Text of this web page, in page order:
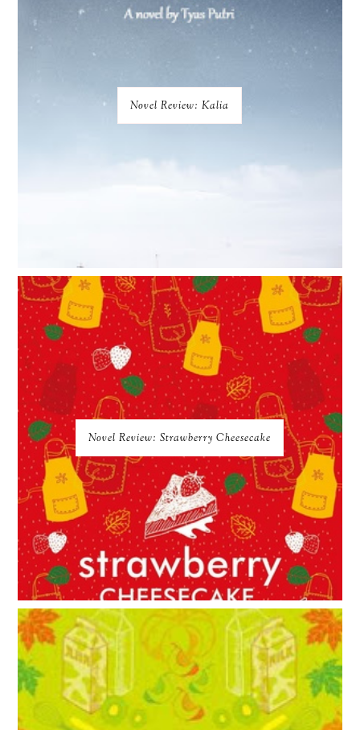
Novel Review: Kalia
Novel Review: Strawberry Cheesecake